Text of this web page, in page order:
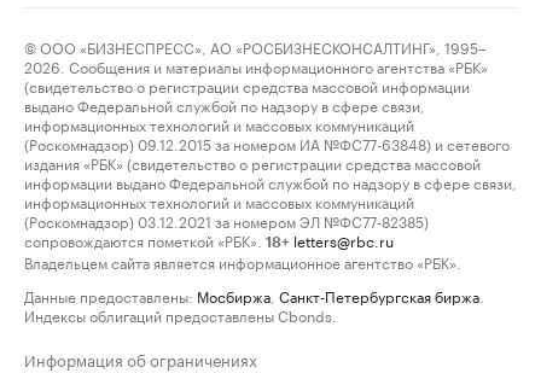
© ООО «БИЗНЕСПРЕСС», АО «РОСБИЗНЕСКОНСАЛТИНГ», 1995–
2026. Сообщения и материалы информационного агентства «РБК»
(свидетельство о регистрации средства массовой информации
выдано Федеральной службой по надзору в сфере связи,
информационных технологий и массовых коммуникаций
(Роскомнадзор) 09.12.2015 за номером ИА №ФС77-63848) и сетевого
издания «РБК» (свидетельство о регистрации средства массовой
информации выдано Федеральной службой по надзору в сфере связи,
информационных технологий и массовых коммуникаций
(Роскомнадзор) 03.12.2021 за номером ЭЛ №ФС77-82385)
сопровождаются пометкой «РБК».
18+ letters@rbc.ru
Владельцем сайта является информационное агентство «РБК».
Данные предоставлены: Мосбиржа Санкт-Петербургская биржа
Индексы облигаций предоставлены Cbonds.
Информация об ограничениях